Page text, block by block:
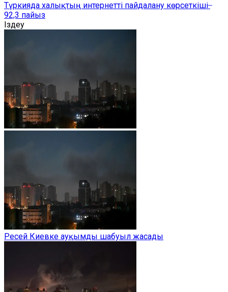
Түркияда халықтың интернетті пайдалану көрсеткіші ̶
92,3 пайыз
Іздеу
Ресей Киевке ауқымды шабуыл жасады